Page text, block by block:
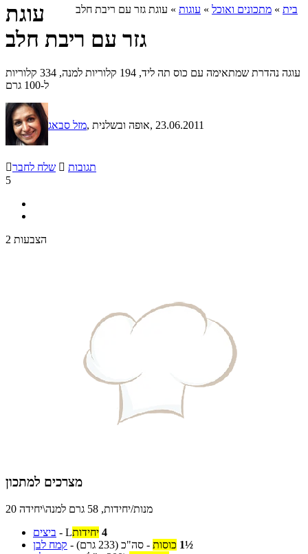
בית » מתכונים ואוכל » עוגות » עוגת גזר עם ריבת חלב
עוגת
גזר עם ריבת חלב
עוגה נהדרת שמתאימה עם כוס תה ליד, 194 קלוריות למנה, 334 קלוריות
ל-100 גרם
מזל סבאג , אופה ובשלנית, 23.06.2011
שלח לחבר  תגובות
5
2 הצבעות
מצרכים למתכון
20 מנות/יחידות, 58 גרם למנה\יחידה
ביצים - 4 יחידותL
קמח לבן - 1½ כוסות - סה"כ (233 גרם)